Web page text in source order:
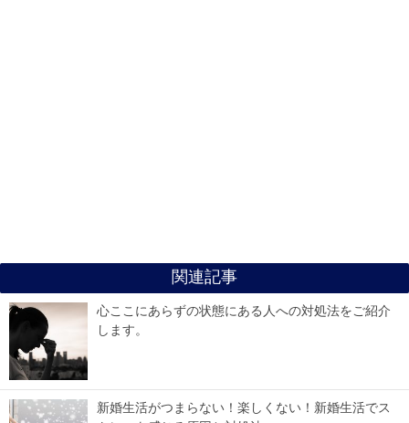
関連記事
心ここにあらずの状態にある人への対処法をご紹介
します。
新婚生活がつまらない！楽しくない！新婚生活でス